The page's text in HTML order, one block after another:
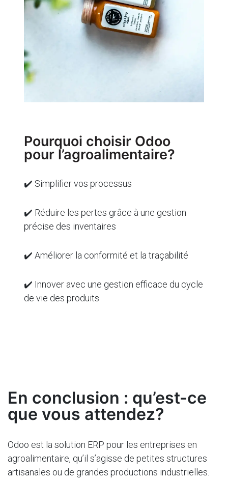
Pourquoi choisir Odoo
pour l’agroalimentaire?
✔️ Simplifier vos processus
✔️ Réduire les pertes grâce à une gestion
précise des inventaires
✔️ Améliorer la conformité et la traçabilité
✔️ Innover avec une gestion efficace du cycle
de vie des produits
En conclusion : qu’est-ce
que vous attendez?
Odoo est la solution ERP pour les entreprises en
agroalimentaire, qu’il s’agisse de petites structures
artisanales ou de grandes productions industrielles.